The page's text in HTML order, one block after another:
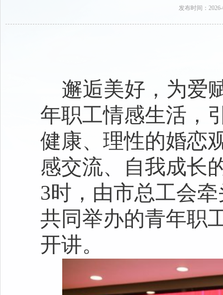
发布时间：
邂逅美好，为爱
年职工情感生活，
健康、理性的婚恋
感交流、自我成长
3时，由市总工会
共同举办的青年职
开讲。